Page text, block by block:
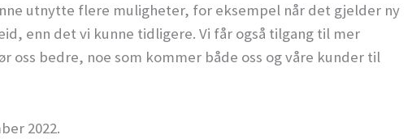
utnytte flere muligheter, for eksempel når det gjelder ny
enn det vi kunne tidligere. Vi får også tilgang til mer
oss bedre, noe som kommer både oss og våre kunder til
2022.